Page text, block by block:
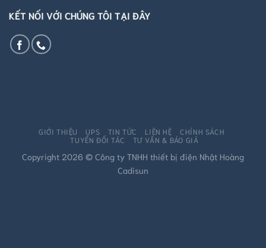
KẾT NỐI VỚI CHÚNG TÔI TẠI ĐÂY
GIỚI THIỆU UPS TIN TỨC LIÊN HỆ
CHÍNH SÁCH
TUYỂN ĐỐI TÁC
TƯ VẤN & BÁO GIÁ
Copyright 2026 © Công ty TNHH thiết bị điện Nhật Hoàng
Cadisun